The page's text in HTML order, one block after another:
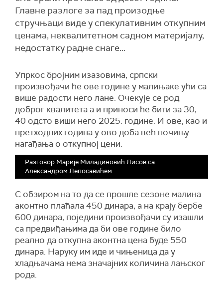
Главне разлоге за пад произодње
стручњаци виде у спекулативним откупним
ценама, неквалитетном садном материјалу,
недостатку радне снаге...
Упркос бројним изазовима, српски
произвођачи ће ове године у малињаке ући са
више радости него лане. Очекује се род
доброг квалитета а и приноси ће бити за 30,
40 одсто виши него 2025. године. И ове, као и
претходних година у ово доба већ почињу
нагађања о откупној цени.
Разговор Марије Миладиновић Лисов са
Александром Лепосавићем
С обзиром на то да се прошле сезоне малина
аконтно плаћала 450 динара, а на крају бербе
600 динара, поједини произвођачи су изашли
са предвиђањима да би ове године било
реално да откупна аконтна цена буде 550
динара. Наруку им иде и чињеница да у
хладњачама нема значајних количина лањског
рода.